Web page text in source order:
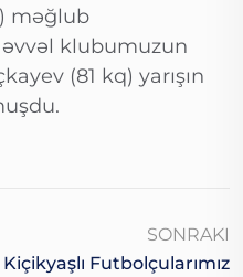
məğlub
əvvəl klubumuzun
(81 kq) yarışın
SONRAKI
Kiçikyaşlı Futbolçularımız